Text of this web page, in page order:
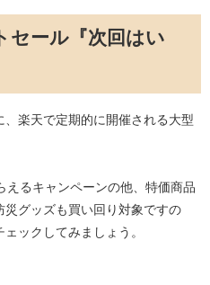
セール『次回はい
楽天で定期的に開催される大型
えるキャンペーンの他、特価商品
グッズも買い回り対象ですの
ックしてみましょう。